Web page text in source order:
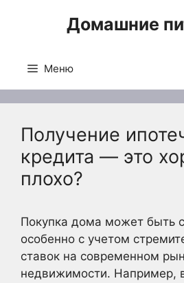
Домашние
Меню
Получение
кредита — это
плохо?
Покупка дома может быть
особенно с учетом
ставок на современном
недвижимости. Например,